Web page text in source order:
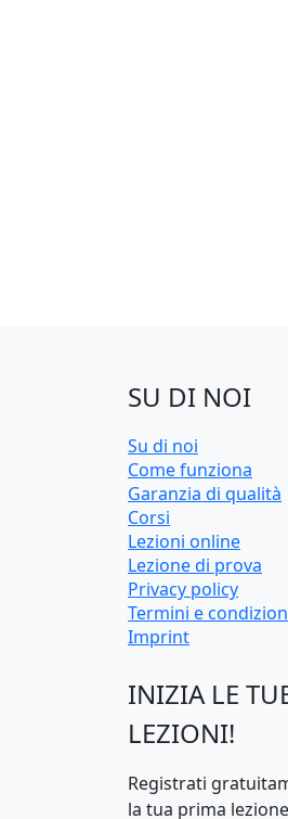
SU DI NOI
Su di noi
Come funziona
Garanzia di qualità
Corsi
Lezioni online
Lezione di prova
Privacy policy
Termini e
Imprint
INIZIA LE
LEZIONI!
Registrati
la tua prima